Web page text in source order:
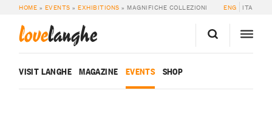
HOME » EVENTS »EXHIBITIONS » MAGNIFICHE COLLEZIONI ENG ITA
lovelanghe
VISIT LANGHE MAGAZINE EVENTS SHOP